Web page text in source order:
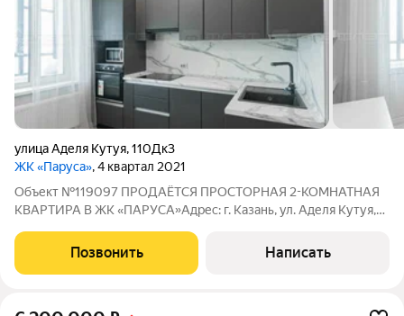
улица Аделя Кутуя,110Дк3
ЖК «Паруса», 4 квартал 2021
Объект №119097 ПРОДАЁТСЯ ПРОСТОРНАЯ 2-КОМНАТНАЯ
КВАРТИРА В ЖК «ПАРУСА»Адрес: г. Казань, ул. Аделя Кутуя,
квартира общей площадью 59,1 кв.м, расположенная на
комфортном 9 этаже современного жилого
Позвонить Написать